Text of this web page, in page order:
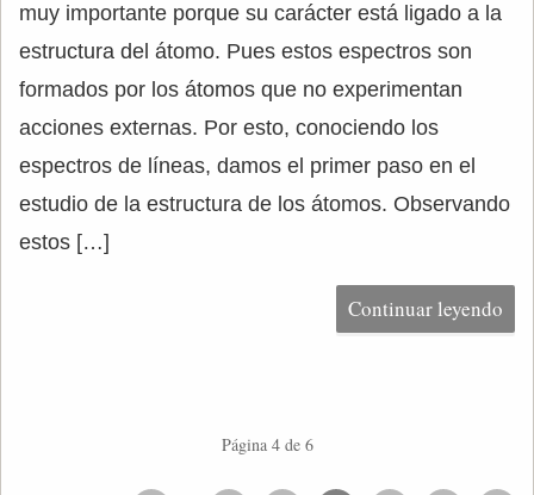
muy importante porque su carácter está ligado a la
estructura del átomo. Pues estos espectros son
formados por los átomos que no experimentan
acciones externas. Por esto, conociendo los
espectros de líneas, damos el primer paso en el
estudio de la estructura de los átomos. Observando
estos […]
Continuar leyendo
Página 4 de 6